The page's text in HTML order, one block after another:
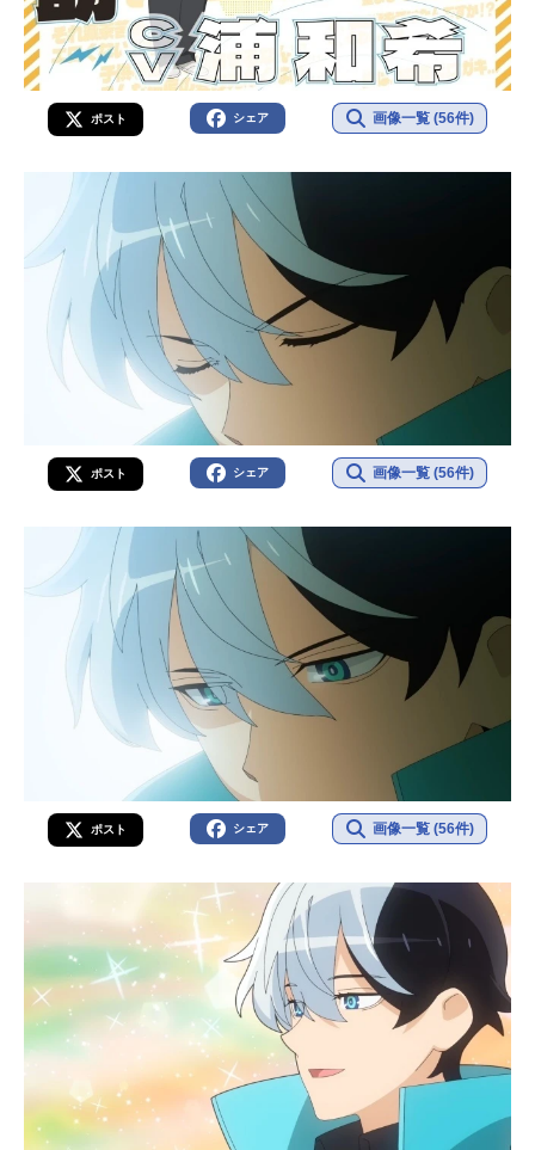
ポスト シェア 画像一覧 (56件)
ポスト シェア 画像一覧 (56件)
ポスト シェア 画像一覧 (56件)